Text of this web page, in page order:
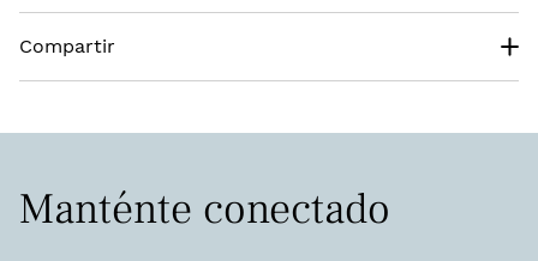
Compartir
Manténte conectado